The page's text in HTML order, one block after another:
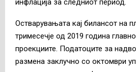
Остварувањата кај билансот на
тримесечје од 2019 година
проекциите. Податоците за
размена заклучно со октомври